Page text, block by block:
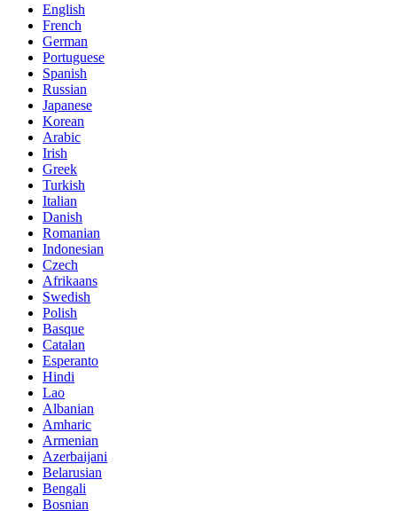
English
French
German
Portuguese
Spanish
Russian
Japanese
Korean
Arabic
Irish
Greek
Turkish
Italian
Danish
Romanian
Indonesian
Czech
Afrikaans
Swedish
Polish
Basque
Catalan
Esperanto
Hindi
Lao
Albanian
Amharic
Armenian
Azerbaijani
Belarusian
Bengali
Bosnian